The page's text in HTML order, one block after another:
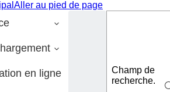
Aller au pied de page
en ligne
Champ de
recherche.